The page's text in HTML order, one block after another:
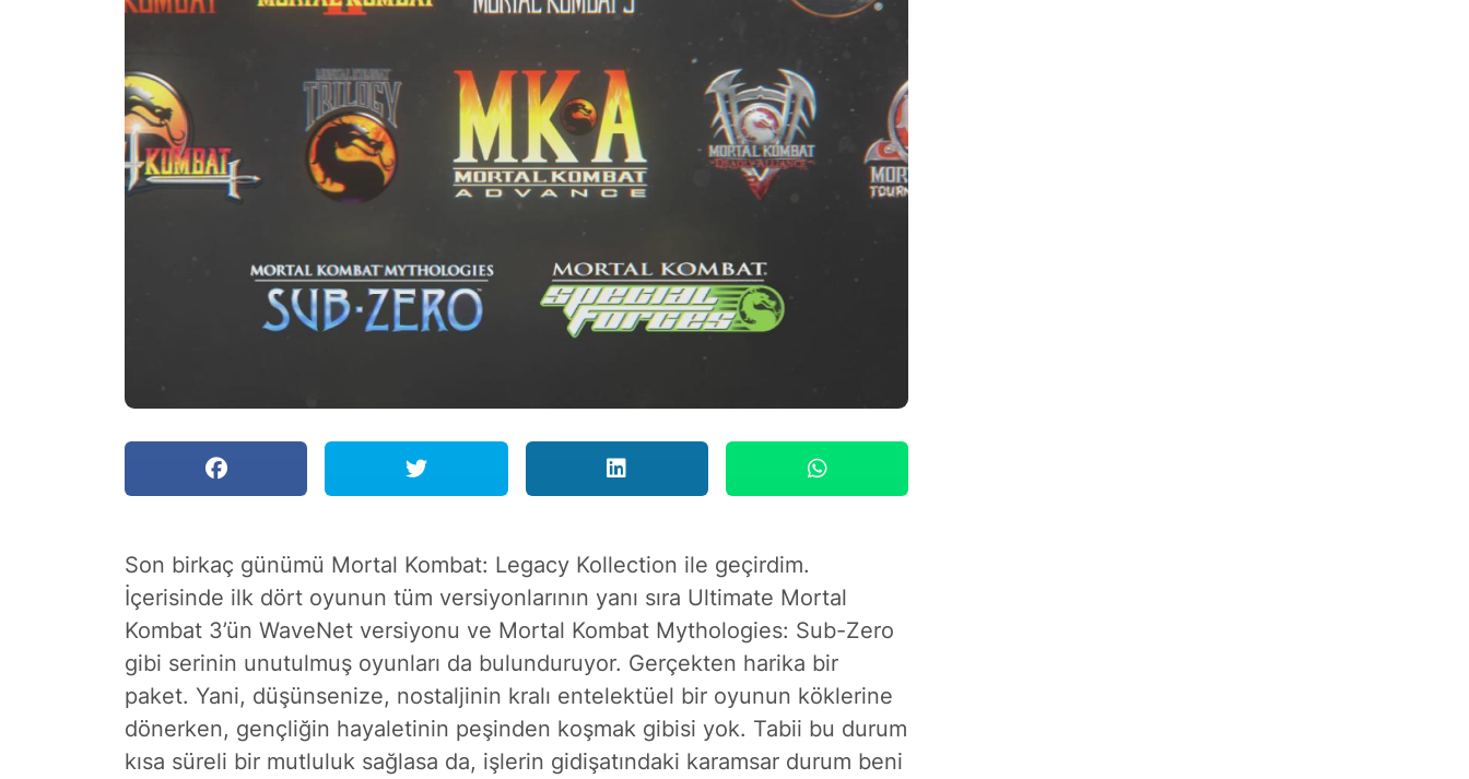
Son birkaç günümü Mortal Kombat: Legacy Kollection ile geçirdim.
İçerisinde ilk dört oyunun tüm versiyonlarının yanı sıra Ultimate Mortal
Kombat 3’ün WaveNet versiyonu ve Mortal Kombat Mythologies: Sub-Zero
gibi serinin unutulmuş oyunları da bulunduruyor. Gerçekten harika bir
paket. Yani, düşünsenize, nostaljinin kralı entelektüel bir oyunun köklerine
dönerken, gençliğin hayaletinin peşinden koşmak gibisi yok. Tabii bu durum
kısa süreli bir mutluluk sağlasa da, işlerin gidişatındaki karamsar durum beni